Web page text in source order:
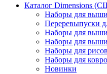
Каталог Dimensions
Наборы для
Переревыпуски
Наборы для
Наборы для
Наборы для
Наборы для
Новинки